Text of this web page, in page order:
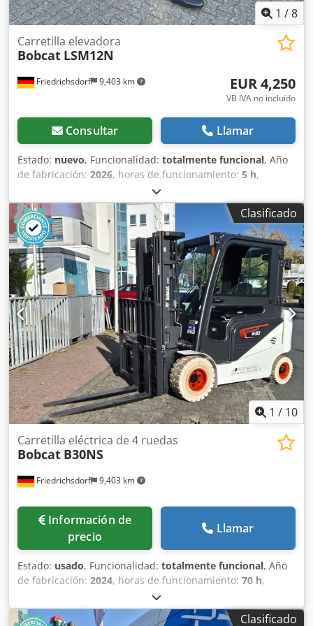
1 /8
Friedrichsdorf 9,403 km
Carretilla elevadora
Bobcat LSM12N
EUR 4,250
VB IVA no incluído
Consultar Llamar
Estado: nuevo, Funcionalidad: totalmente funcional, Año
de fabricación: 2026, horas de funcionamiento: 5 h,
1,200 kg, altura de elevación:
mm, tipo de combustible:eléctrico, tipo de mástil:dúplex,
altura de construcción: 2,150 mm
, longitud de la horquilla:
1,150 mm
, peso en vacío: 585 kg, longitud total:1,710 mm
tipo de accionamiento: Elektro , ancho de construcción:
800 mm , Apilador Centro de carga: 600 mm Ancho de
horquillas: 180 mm Dodjy Uz Sqjpfx Afmskr Grosor de
horquillas: 60 mm Tipo de mástil: Dúplex Estado: Nuevo
Estado técnico: Nuevo Tipo de neumático delantero:
Poliuretano Estado del neumático delantero: 80 - 100%
Tipo de neumático trasero: Poliuretano Estado del
neumático trasero: 80 - 100% Batería Voltios: 24V Batería
Ah: 60Ah Tipo de batería: Ion de litio Año de fabricación de
la batería: 2026 Estado de la batería: 80 - 100% Certificado
CE, Batería de ion de litio libre de mantenimiento 24 V
Clasificado
1 / 10
Friedrichsdorf 9,403 km
Carretilla eléctrica de 4 ruedas
Bobcat B30NS
Información de
precio
Llamar
Estado: usado, Funcionalidad: totalmente funcional, Año
de fabricación: 2024, horas de funcionamiento: 70 h,
3,000 kg, altura de elevación:
mm, ascensor libre:1,475 mm, tipo de combustible:
Clasificado